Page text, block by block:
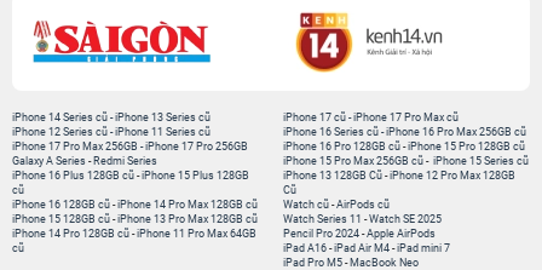
iPhone 14 Series cũ -iPhone 13 Series cũ
iPhone 12 Series cũ -iPhone 11 Series cũ
iPhone 17 Pro Max 256GB -iPhone 17 Pro 256GB
Galaxy A Series - Redmi Series
iPhone 17 cũ -iPhone 17 Pro Max cũ
iPhone 16 Series cũ - iPhone 16 Pro Max 256GB cũ
iPhone 16 Pro 128GB cũ -iPhone 15 Pro 128GB cũ
iPhone 15 Pro Max 256GB cũ - iPhone 15 Series cũ
iPhone 16 Plus 128GB cũ -iPhone 15 Plus 128GB
cũ
iPhone 16 128GB cũ -iPhone 14 Pro Max 128GB cũ
iPhone 15 128GB cũ -iPhone 13 Pro Max 128GB cũ
iPhone 14 Pro 128GB cũ -iPhone 11 Pro Max 64GB
cũ
iPhone 13 128GB Cũ -iPhone 12 Pro Max 128GB
Cũ
Watch cũ -AirPods cũ
Watch Series 11 -Watch SE 2025
Pencil Pro 2024 -Apple AirPods
iPad A16 -iPad Air M4 -iPad mini 7
iPad Pro M5 - MacBook Neo